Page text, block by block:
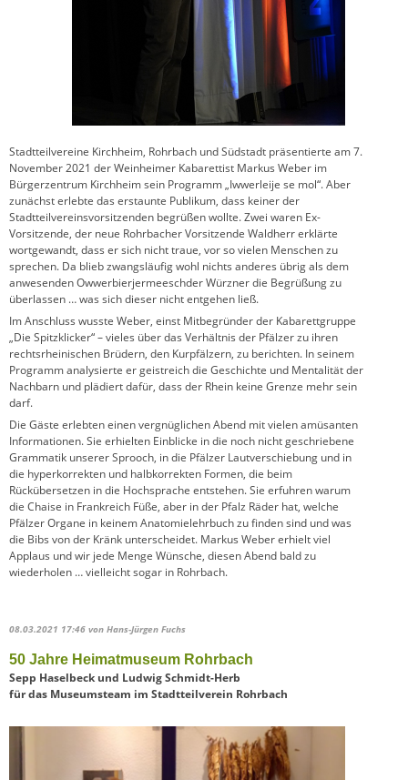
Stadtteilvereine Kirchheim, Rohrbach und Südstadt präsentierte am 7.
November 2021 der Weinheimer Kabarettist Markus Weber im
Bürgerzentrum Kirchheim sein Programm „Iwwerleije se mol“. Aber
zunächst erlebte das erstaunte Publikum, dass keiner der
Stadtteilvereinsvorsitzenden begrüßen wollte. Zwei waren Ex-
Vorsitzende, der neue Rohrbacher Vorsitzende Waldherr erklärte
wortgewandt, dass er sich nicht traue, vor so vielen Menschen zu
sprechen. Da blieb zwangsläufig wohl nichts anderes übrig als dem
anwesenden Owwerbierjermeeschder Würzner die Begrüßung zu
überlassen … was sich dieser nicht entgehen ließ.
Im Anschluss wusste Weber, einst Mitbegründer der Kabarettgruppe
„Die Spitzklicker“ – vieles über das Verhältnis der Pfälzer zu ihren
rechtsrheinischen Brüdern, den Kurpfälzern, zu berichten. In seinem
Programm analysierte er geistreich die Geschichte und Mentalität der
Nachbarn und plädiert dafür, dass der Rhein keine Grenze mehr sein
darf.
Die Gäste erlebten einen vergnüglichen Abend mit vielen amüsanten
Informationen. Sie erhielten Einblicke in die noch nicht geschriebene
Grammatik unserer Sprooch, in die Pfälzer Lautverschiebung und in
die hyperkorrekten und halbkorrekten Formen, die beim
Rückübersetzen in die Hochsprache entstehen. Sie erfuhren warum
die Chaise in Frankreich Füße, aber in der Pfalz Räder hat, welche
Pfälzer Organe in keinem Anatomielehrbuch zu finden sind und was
die Bibs von der Kränk unterscheidet. Markus Weber erhielt viel
Applaus und wir jede Menge Wünsche, diesen Abend bald zu
wiederholen … vielleicht sogar in Rohrbach.
08.03.2021 17:46 von Hans-Jürgen Fuchs
50 Jahre Heimatmuseum Rohrbach
Sepp Haselbeck und Ludwig Schmidt-Herb
für das Museumsteam im Stadtteilverein Rohrbach